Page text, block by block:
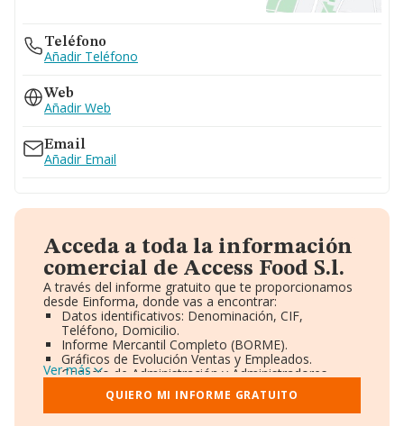
Teléfono
Añadir Teléfono
Web
Añadir Web
Email
Añadir Email
Acceda a toda la información
comercial de Access Food S.l.
A través del informe gratuito que te proporcionamos
desde Einforma, donde vas a encontrar:
Datos identificativos: Denominación, CIF,
Teléfono, Domicilio.
Informe Mercantil Completo (BORME).
Gráficos de Evolución Ventas y Empleados.
Consejo de Administración y Administradores.
Directivos y Ejecutivos.
Accionistas.
Participaciones y Vinculaciones en otras empresas.
Ver más
QUIERO MI INFORME GRATUITO